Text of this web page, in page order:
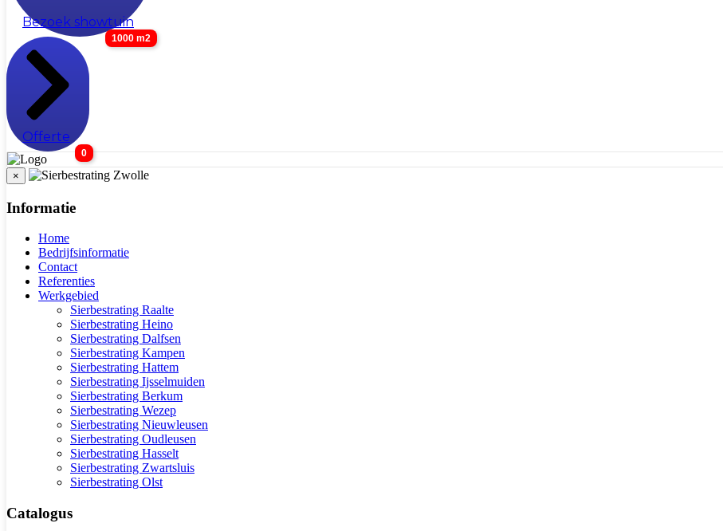
Bezoek showtuin
1000 m2
Offerte
0
×
Informatie
Home
Bedrijfsinformatie
Contact
Referenties
Werkgebied
Sierbestrating Raalte
Sierbestrating Heino
Sierbestrating Dalfsen
Sierbestrating Kampen
Sierbestrating Hattem
Sierbestrating Ijsselmuiden
Sierbestrating Berkum
Sierbestrating Wezep
Sierbestrating Nieuwleusen
Sierbestrating Oudleusen
Sierbestrating Hasselt
Sierbestrating Zwartsluis
Sierbestrating Olst
Catalogus